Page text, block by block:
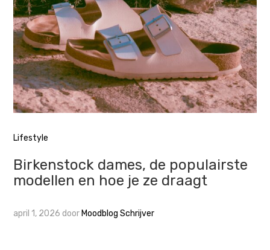
Lifestyle
Birkenstock dames, de populairste
modellen en hoe je ze draagt
april 1, 2026 door Moodblog Schrijver